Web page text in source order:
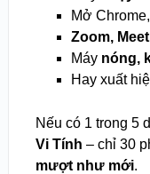
Mở
Zoom,
Máy nóng,
Hay xuất
Nếu có 1 trong 5
Vi Tính – chỉ 30
mượt như mới.